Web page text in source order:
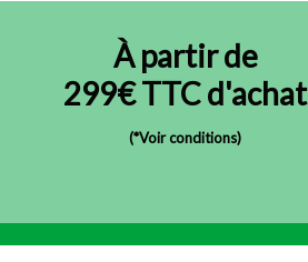
À partir de
299€ TTC d'achat
(*Voir conditions)